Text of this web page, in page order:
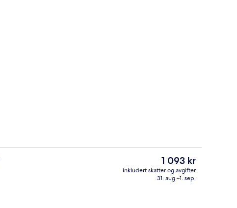
Skrivebord, skrivebord for bærbar
Den
nåværende
prisen
1 093 kr
inkludert skatter og avgifter
31. aug.–1. sep.